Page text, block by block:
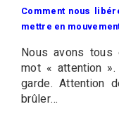
Comment nous
mettre en
Nous avons tous
mot « attention
garde. Attention
brûler…